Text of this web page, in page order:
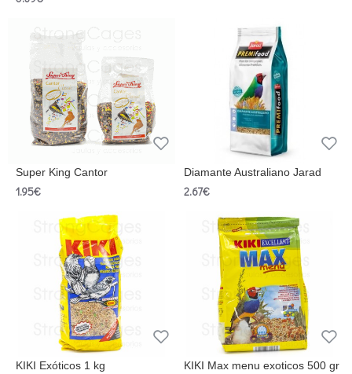
Super King Cantor
1.95€
Diamante Australiano Jarad
2.67€
KIKI Exóticos 1 kg KIKI Max menu exoticos 500 gr